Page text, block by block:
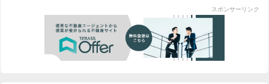
スポンサーリンク